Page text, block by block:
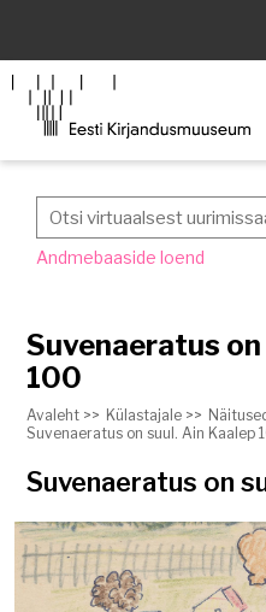
Andmebaaside loend
Suvenaeratus
100
Avaleht >> Külastajale >>
Suvenaeratus on suul. Ain Kaalep
Suvenaeratus on